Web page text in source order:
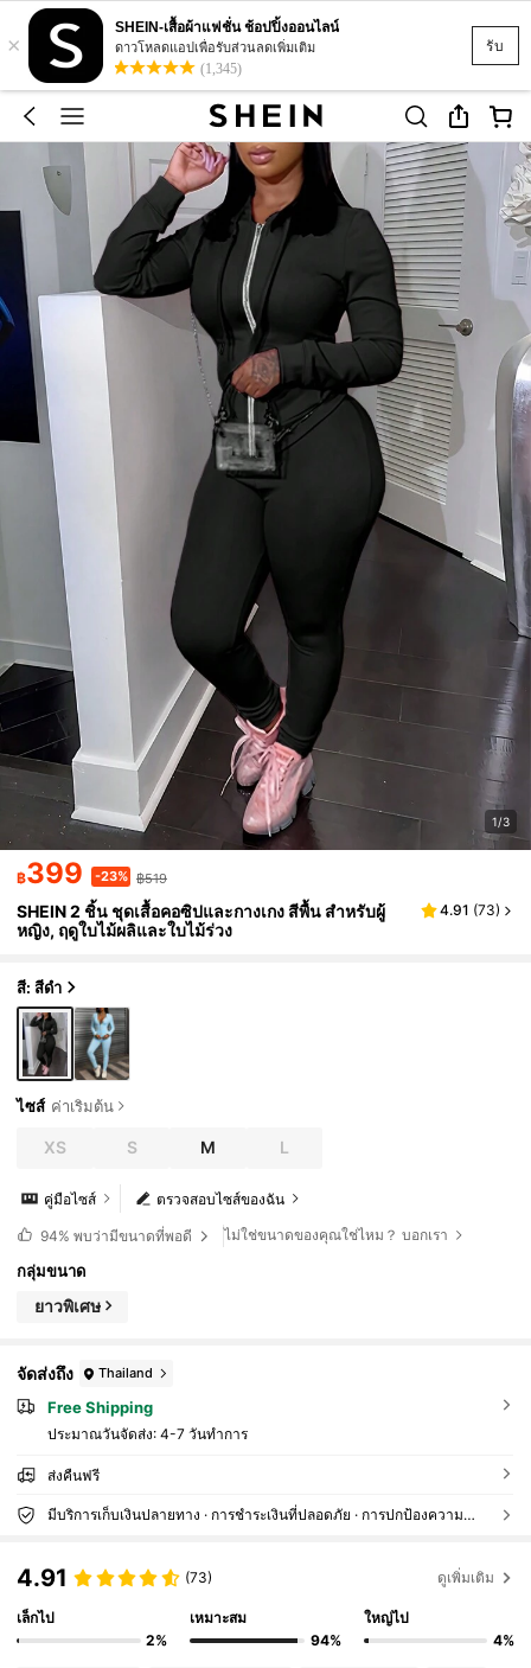
รับ
×
SHEIN-เสื้อผ้าแฟชั่น ช้อปปิ้งออนไลน์
ดาวโหลดแอปเพื่อรับส่วนลดเพิ่มเติม
(1,345)
1/3
฿399 -23% ฿519
SHEIN 2 ชิ้น ชุดเสื้อคอซิปและกางเกง สีพื้น สำหรับผู้
หญิง, ฤดูใบไม้ผลิและใบไม้ร่วง
4.91 (73)
สี: สีดำ
ไซส์ ค่าเริ่มต้น
XS S M L
ตรวจสอบไซส์ของฉัน
คู่มือไซส์
94% พบว่ามีขนาดที่พอดี ไม่ใช่ขนาดของคุณใช่ไหม？ บอกเรา
กลุ่มขนาด
ยาวพิเศษ
จัดส่งถึง Thailand
Free Shipping
ประมาณวันจัดส่ง: 4-7 วันทำการ
ส่งคืนฟรี
มีบริการเก็บเงินปลายทาง · การชำระเงินที่ปลอดภัย · การปกป้องความเป็นส่วนตัว
4.91 (73) ดูเพิ่มเติม
เล็กไป
2%
เหมาะสม
94%
ใหญ่ไป
4%